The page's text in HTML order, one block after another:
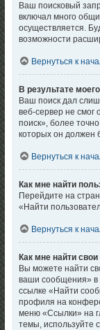
Ваш поисковый
включал много
осуществляется.
возможности
Вернуться к
В результате
Ваш поиск дал
веб-сервер не
поиск», более
которых он должен
Вернуться к
Как мне найти
Перейдите на
«Найти
Вернуться к
Как мне найти
Вы можете найти
ваши сообщения» в
ссылке «Найти
профиля на
меню «Ссылки» на
темы, используйте